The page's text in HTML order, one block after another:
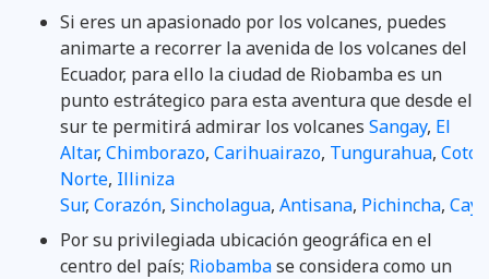
Si eres un apasionado por los volcanes, puedes
animarte a recorrer la avenida de los volcanes del
Ecuador, para ello la ciudad de Riobamba es un
punto estrátegico para esta aventura que desde el
sur te permitirá admirar los volcanes Sangay, El
Altar, Chimborazo, Carihuairazo, Tungurahua,
Norte, Illiniza
Sur, Corazón, Sincholagua, Antisana, Pichincha,
Por su privilegiada ubicación geográfica en el
centro del país; Riobambase considera como un